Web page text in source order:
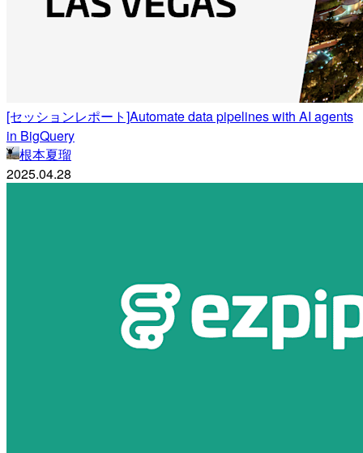
[セッションレポート]Automate data pipelines with AI agents
in BigQuery
根本夏瑠
2025.04.28